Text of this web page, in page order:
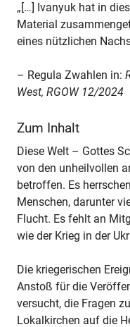
„[…] Ivanyuk hat in
Material
eines nützlichen
– Regula Zwahlen in:
West, RGOW 12/2024
Zum Inhalt
Diese Welt – Gottes
von den unheilvollen
betroffen. Es
Menschen, darunter
Flucht. Es fehlt an
wie der Krieg in der
Die kriegerischen
Anstoß für die
versucht, die Fragen
Lokalkirchen auf die